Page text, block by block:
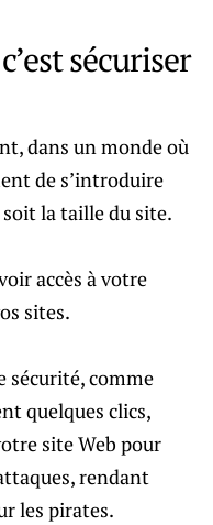
sécuriser
dans un monde où
de s’introduire
soit la taille du site.
accès à votre
sites.
sécurité, comme
quelques clics,
site Web pour
rendant
les pirates.